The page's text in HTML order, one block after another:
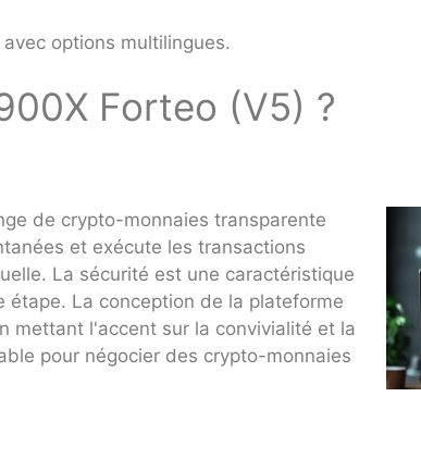
options multilingues.
Forteo (V5) ?
de crypto-monnaies transparente
et exécute les transactions
La sécurité est une caractéristique
La conception de la plateforme
mettant l'accent sur la convivialité et la
pour négocier des crypto-monnaies